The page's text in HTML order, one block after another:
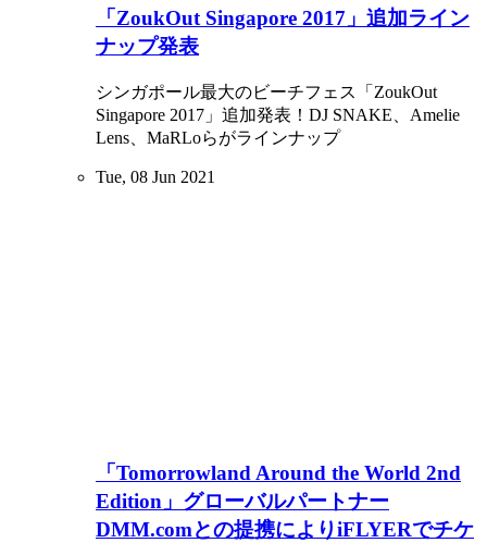
「ZoukOut Singapore 2017」追加ライン
ナップ発表
シンガポール最大のビーチフェス「ZoukOut
Singapore 2017」追加発表！DJ SNAKE、Amelie
Lens​、MaRLoらがラインナップ
Tue, 08 Jun 2021
「Tomorrowland Around the World 2nd
Edition」グローバルパートナー
DMM.comとの提携によりiFLYERでチケ